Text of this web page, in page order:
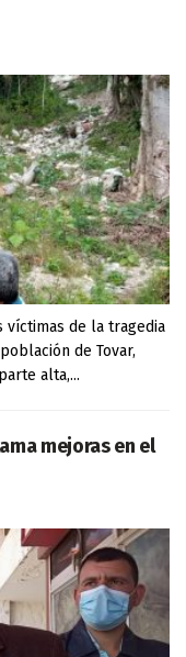
víctimas de la tragedia
de Tovar,
alta,...
mejoras en el